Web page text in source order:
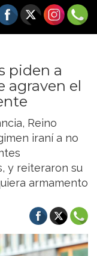
piden a
agraven el
Reino
iraní a no
y reiteraron su
armamento